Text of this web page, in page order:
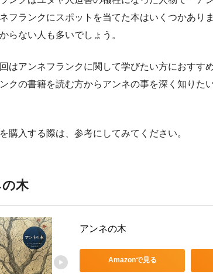
フランクにスポットを当てた本はいくつかあり
らない人も多いでしょう。
はアンネフランクに関して学びたい方におすす
クの書籍を読む方からアンネの事を深く知りた
購入する際は、参考にしてみてください。
木
アンネの木
Amazonで見る